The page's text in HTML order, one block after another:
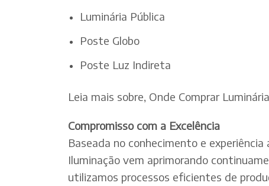
Luminária Pública
Poste Globo
Poste Luz Indireta
Leia mais sobre, Onde Comprar
Compromisso com a Excelência
Baseada no conhecimento e
Iluminação vem aprimorando
utilizamos processos eficientes de